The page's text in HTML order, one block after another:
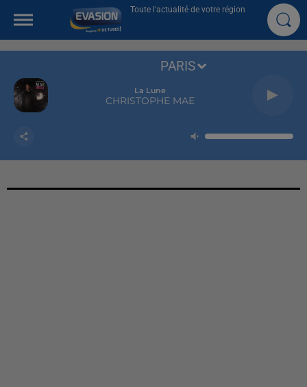
Toute l'actualité de votre région
La Lune
CHRISTOPHE MAE
PARIS